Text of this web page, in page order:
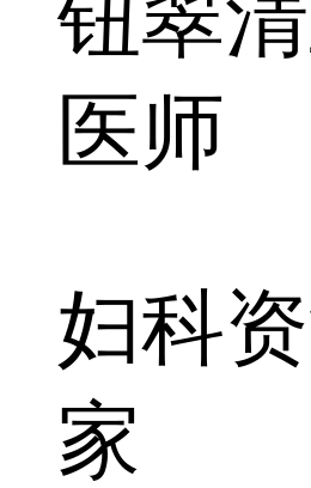
钮翠清
医师
妇科
家